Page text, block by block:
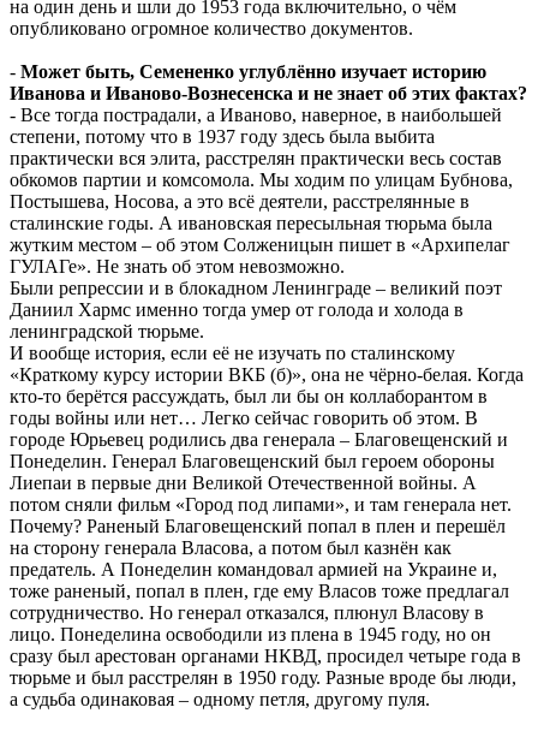
на один день и шли до 1953 года включительно, о чём
опубликовано огромное количество документов.
- Может быть, Семененко углублённо изучает историю
Иванова и Иваново-Вознесенска и не знает об этих фактах?
- Все тогда пострадали, а Иваново, наверное, в наибольшей
степени, потому что в 1937 году здесь была выбита
практически вся элита, расстрелян практически весь состав
обкомов партии и комсомола. Мы ходим по улицам Бубнова,
Постышева, Носова, а это всё деятели, расстрелянные в
сталинские годы. А ивановская пересыльная тюрьма была
жутким местом – об этом Солженицын пишет в «Архипелаг
ГУЛАГе». Не знать об этом невозможно.
Были репрессии и в блокадном Ленинграде – великий поэт
Даниил Хармс именно тогда умер от голода и холода в
ленинградской тюрьме.
И вообще история, если её не изучать по сталинскому
«Краткому курсу истории ВКБ (б)», она не чёрно-белая. Когда
кто-то берётся рассуждать, был ли бы он коллаборантом в
годы войны или нет… Легко сейчас говорить об этом. В
городе Юрьевец родились два генерала – Благовещенский и
Понеделин. Генерал Благовещенский был героем обороны
Лиепаи в первые дни Великой Отечественной войны. А
потом сняли фильм «Город под липами», и там генерала нет.
Почему? Раненый Благовещенский попал в плен и перешёл
на сторону генерала Власова, а потом был казнён как
предатель. А Понеделин командовал армией на Украине и,
тоже раненый, попал в плен, где ему Власов тоже предлагал
сотрудничество. Но генерал отказался, плюнул Власову в
лицо. Понеделина освободили из плена в 1945 году, но он
сразу был арестован органами НКВД, просидел четыре года в
тюрьме и был расстрелян в 1950 году. Разные вроде бы люди,
а судьба одинаковая – одному петля, другому пуля.